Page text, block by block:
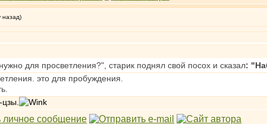
назад)
для просветления?", старик поднял свой посох и сказал:
это для пробуждения.